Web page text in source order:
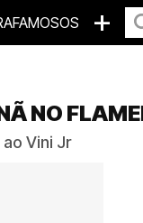
FAMOSOS +
NO
Vini Jr